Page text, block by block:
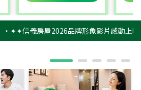
‧✦✦信義房屋2026品牌形象影片感動上